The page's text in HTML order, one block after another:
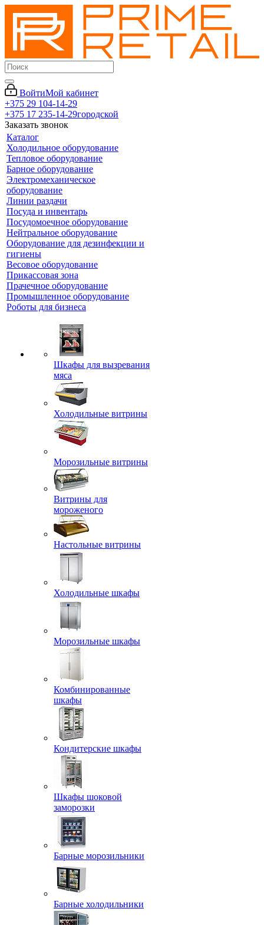
ВойтиМой кабинет
+375 29 104-14-29
+375 17 235-14-29городской
Заказать звонок
Каталог
Холодильное оборудование
Тепловое оборудование
Барное оборудование
Электромеханическое
оборудование
Линии раздачи
Посуда и инвентарь
Посудомоечное оборудование
Нейтральное оборудование
Оборудование для дезинфекции и
гигиены
Весовое оборудование
Прикассовая зона
Прачечное оборудование
Промышленное оборудование
Роботы для бизнеса
Шкафы для вызревания
мяса
Холодильные витрины
Морозильные витрины
Витрины для
мороженого
Настольные витрины
Холодильные шкафы
Морозильные шкафы
Комбинированные
шкафы
Кондитерские шкафы
Шкафы шоковой
заморозки
Барные морозильники
Барные холодильники